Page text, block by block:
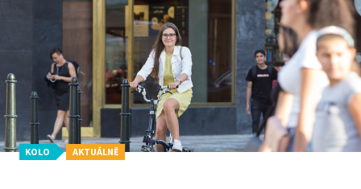
KOLO AKTUÁLNĚ